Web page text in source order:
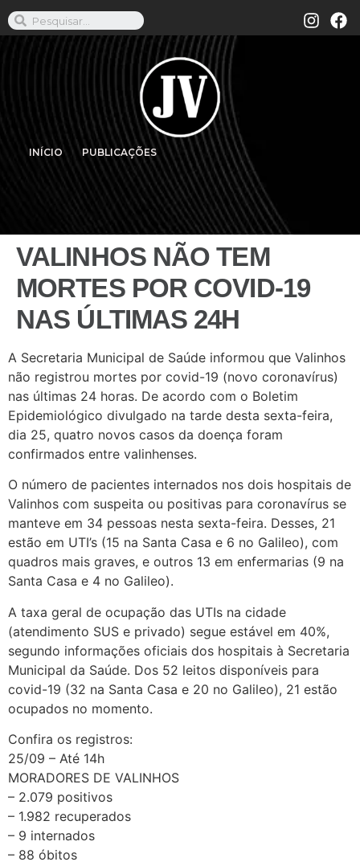
INÍCIO PUBLICAÇÕES
VALINHOS NÃO TEM
MORTES POR COVID-19
NAS ÚLTIMAS 24H
A Secretaria Municipal de Saúde informou que Valinhos
não registrou mortes por covid-19 (novo coronavírus)
nas últimas 24 horas. De acordo com o Boletim
Epidemiológico divulgado na tarde desta sexta-feira,
dia 25, quatro novos casos da doença foram
confirmados entre valinhenses.
O número de pacientes internados nos dois hospitais de
Valinhos com suspeita ou positivas para coronavírus se
manteve em 34 pessoas nesta sexta-feira. Desses, 21
estão em UTI’s (15 na Santa Casa e 6 no Galileo), com
quadros mais graves, e outros 13 em enfermarias (9 na
Santa Casa e 4 no Galileo).
A taxa geral de ocupação das UTIs na cidade
(atendimento SUS e privado) segue estável em 40%,
segundo informações oficiais dos hospitais à Secretaria
Municipal da Saúde. Dos 52 leitos disponíveis para
covid-19 (32 na Santa Casa e 20 no Galileo), 21 estão
ocupados no momento.
Confira os registros:
25/09 – Até 14h
MORADORES DE VALINHOS
– 2.079 positivos
– 1.982 recuperados
– 9 internados
– 88 óbitos